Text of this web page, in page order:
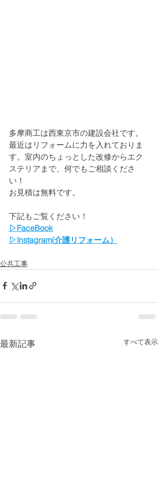
多摩商工は西東京市の建設会社です。
最近はリフォームに力を入れておりま
す。室内のちょっとした改修からエク
ステリアまで、何でもご相談くださ
い！
お見積は無料です。
下記もご覧ください！
▷FaceBook
▷Instagram(介護リフォーム）
公共工事
最新記事 すべて表示